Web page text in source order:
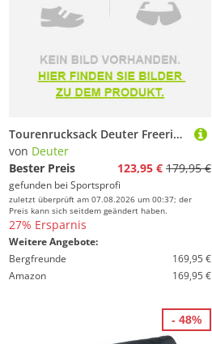
Tourenrucksack Deuter Freerider 22 SL 2025/26
von Deuter
Bester Preis
123,95 € 179,95 €
gefunden bei Sportsprofi
zuletzt überprüft am 07.08.2026 um 00:37; der
Preis kann sich seitdem geändert haben.
27% Ersparnis
Weitere Angebote:
Bergfreunde
169,95 €
Amazon
169,95 €
- 48%